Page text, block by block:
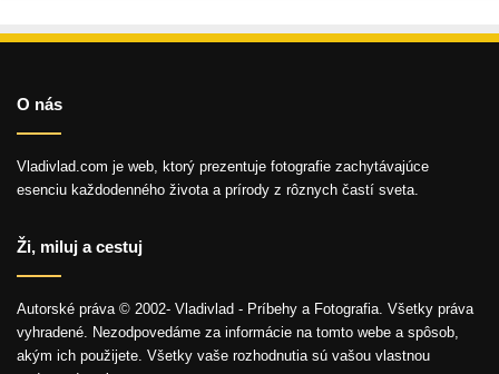
O nás
Vladivlad.com je web, ktorý prezentuje fotografie zachytávajúce
esenciu každodenného života a prírody z rôznych častí sveta.
Ži, miluj a cestuj
Autorské práva © 2002- Vladivlad - Príbehy a Fotografia. Všetky práva
vyhradené. Nezodpovedáme za informácie na tomto webe a spôsob,
akým ich použijete. Všetky vaše rozhodnutia sú vašou vlastnou